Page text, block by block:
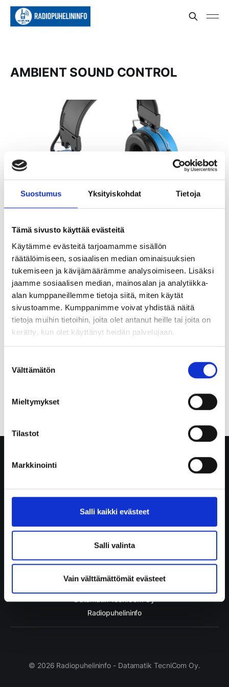
Suostumus Yksityiskohdat Tietoja
Tämä sivusto käyttää evästeitä
Käytämme evästeitä tarjoamamme sisällön
räätälöimiseen, sosiaalisen median ominaisuuksien
tukemiseen ja kävijämäärämme analysoimiseen. Lisäksi
jaamme sosiaalisen median, mainosalan ja analytiikka-
alan kumppaneillemme tietoja siitä, miten käytät
sivustoamme. Kumppanimme voivat yhdistää näitä
tietoja muihin tietoihin, joita olet antanut heille tai joita on
kerätty, kun olet käyttänyt heidän palvelujaan.
valinta
Välttämätön
Mieltymykset
Tilastot
Markkinointi
Salli kaikki evästeet
Salli valinta
Vain välttämättömät evästeet
AMBIENT SOUND CONTROL
Savox HS700Ex & HS750Ex –
ATEX-kuulonsuojaus
MOTOTRBO R7Ex:ään 2026
Savox HS750Ex ambient sound control + HS700Ex
ATEX-kuulonsuojaus MOTOTRBO R7Ex:ään: 24–33
dB SNR, IP65/IP67, Nexus-liitin. Turvallinen
viestintä öljy/kaasu-, kemia- ja pelastusalalla –
tutustu malleihin!
RADIOPUHELININFO
Subscribe to
Radiopuhelininfo
Subscribe now
Datamatik TecniCom Oy
Radiopuhelininfo
© 2026 Radiopuhelininfo - Datamatik TecniCom Oy.